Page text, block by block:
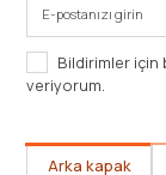
Bildirimler için
veriyorum.
Arka kapak